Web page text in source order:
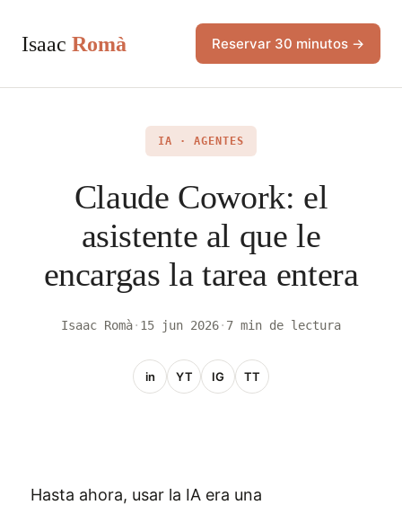
Isaac Romà Reservar 30 minutos →
IA · AGENTES
Claude Cowork: el
asistente al que le
encargas la tarea entera
Isaac Romà· 15 jun 2026· 7 min de lectura
in YT IG TT
Hasta ahora, usar la IA era una